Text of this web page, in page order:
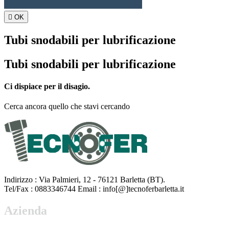
 OK
Tubi snodabili per lubrificazione
Tubi snodabili per lubrificazione
Ci dispiace per il disagio.
Cerca ancora quello che stavi cercando
Indirizzo : Via Palmieri, 12 - 76121 Barletta (BT).
Tel/Fax : 0883346744 Email : info[@]tecnoferbarletta.it
Azienda